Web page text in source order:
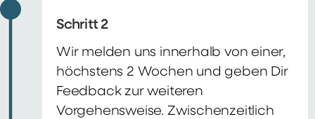
Schritt 2
Wir melden uns innerhalb von einer,
höchstens 2 Wochen und geben Dir
Feedback zur weiteren
Vorgehensweise. Zwischenzeitlich